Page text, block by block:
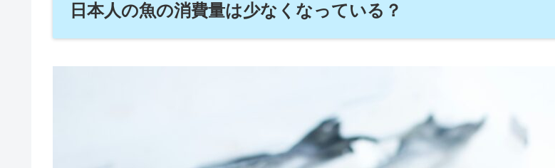
日本人の魚の消費量は少なくなっている？